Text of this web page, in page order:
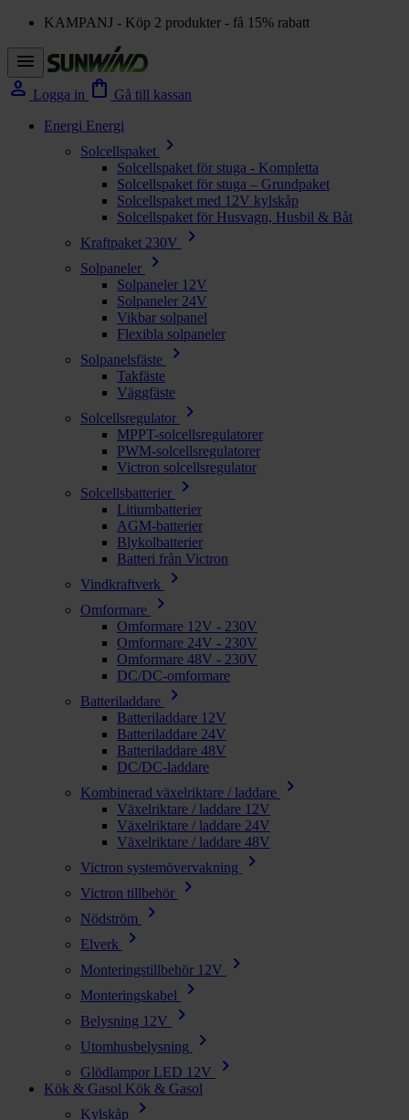
KAMPANJ - Köp 2 produkter - få 15% rabatt
menu
person Logga in shopping_bag Gå till kassan
Energi Energi
Solcellspaket
chevron_right
Solcellspaket för stuga - Kompletta
Solcellspaket för stuga – Grundpaket
Solcellspaket med 12V kylskåp
Solcellspaket för Husvagn, Husbil & Båt
Kraftpaket 230V
chevron_right
Solpaneler chevron_right
Solpaneler 12V
Solpaneler 24V
Vikbar solpanel
Flexibla solpaneler
Solpanelsfäste
chevron_right
Takfäste
Väggfäste
Solcellsregulator
chevron_right
MPPT-solcellsregulatorer
PWM-solcellsregulatorer
Victron solcellsregulator
Solcellsbatterier
chevron_right
Litiumbatterier
AGM-batterier
Blykolbatterier
Batteri från Victron
Vindkraftverk
chevron_right
Omformare chevron_right
Omformare 12V - 230V
Omformare 24V - 230V
Omformare 48V - 230V
DC/DC-omformare
Batteriladdare
chevron_right
Batteriladdare 12V
Batteriladdare 24V
Batteriladdare 48V
DC/DC-laddare
Kombinerad växelriktare / laddare
chevron_right
Växelriktare / laddare 12V
Växelriktare / laddare 24V
Växelriktare / laddare 48V
Victron systemövervakning
chevron_right
Victron tillbehör chevron_right
Nödström chevron_right
Elverk chevron_right
Monteringstillbehör 12V chevron_right
Monteringskabel chevron_right
Belysning 12V chevron_right
Utomhusbelysning chevron_right
Glödlampor LED 12V chevron_right
Kök & Gasol Kök & Gasol
Kylskåp
chevron_right